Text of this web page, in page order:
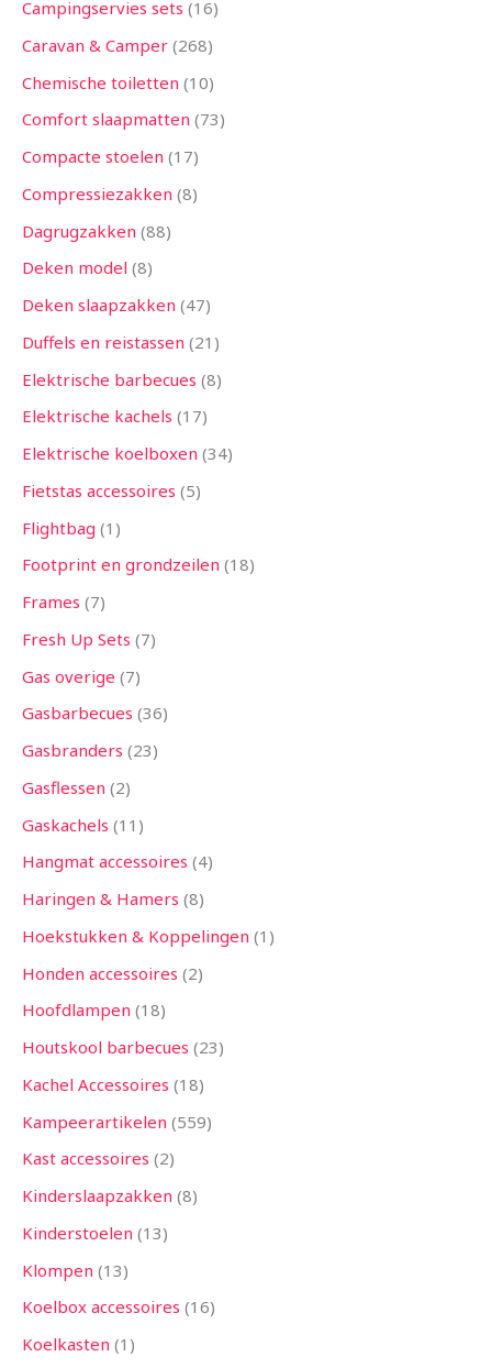
Campingservies sets 16
Caravan & Camper 268
Chemische toiletten 10
Comfort slaapmatten 73
Compacte stoelen 17
Compressiezakken 8
Dagrugzakken 88
Deken model 8
Deken slaapzakken 47
Duffels en reistassen 21
Elektrische barbecues 8
Elektrische kachels 17
Elektrische koelboxen 34
Fietstas accessoires 5
Flightbag 1
Footprint en grondzeilen 18
Frames 7
Fresh Up Sets 7
Gas overige 7
Gasbarbecues 36
Gasbranders 23
Gasflessen 2
Gaskachels 11
Hangmat accessoires 4
Haringen & Hamers 8
Hoekstukken & Koppelingen 1
Honden accessoires 2
Hoofdlampen 18
Houtskool barbecues 23
Kachel Accessoires 18
Kampeerartikelen 559
Kast accessoires 2
Kinderslaapzakken 8
Kinderstoelen 13
Klompen 13
Koelbox accessoires 16
Koelkasten 1